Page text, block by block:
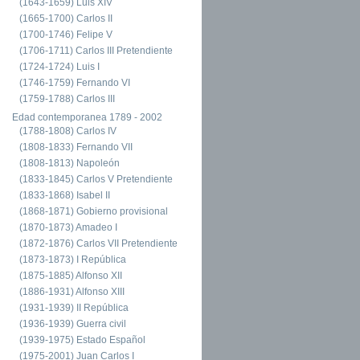
(1665-1700) Carlos II
(1700-1746) Felipe V
(1706-1711) Carlos III Pretendiente
(1724-1724) Luis I
(1746-1759) Fernando VI
(1759-1788) Carlos III
Edad contemporanea 1789 - 2002
(1788-1808) Carlos IV
(1808-1833) Fernando VII
(1808-1813) Napoleón
(1833-1845) Carlos V Pretendiente
(1833-1868) Isabel II
(1868-1871) Gobierno provisional
(1870-1873) Amadeo I
(1872-1876) Carlos VII Pretendiente
(1873-1873) I República
(1875-1885) Alfonso XII
(1886-1931) Alfonso XIII
(1931-1939) II República
(1936-1939) Guerra civil
(1939-1975) Estado Español
(1975-2001) Juan Carlos I